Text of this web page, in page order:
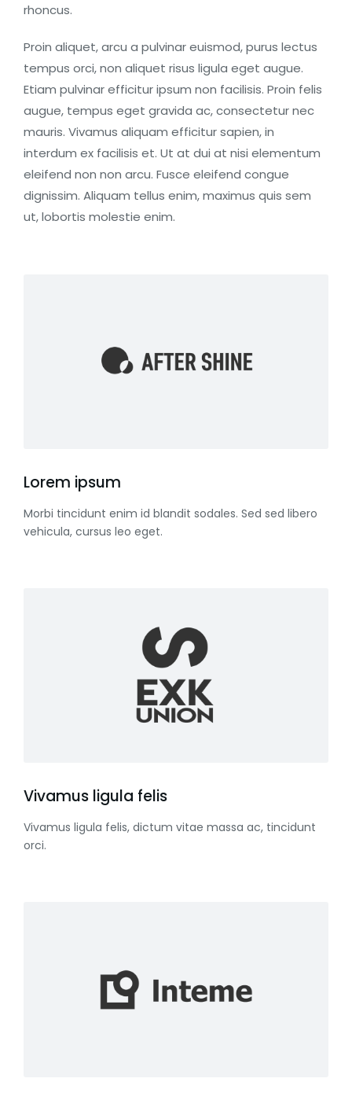
rhoncus.
Proin aliquet, arcu a pulvinar euismod, purus lectus
tempus orci, non aliquet risus ligula eget augue.
Etiam pulvinar efficitur ipsum non facilisis. Proin felis
augue, tempus eget gravida ac, consectetur nec
mauris. Vivamus aliquam efficitur sapien, in
interdum ex facilisis et. Ut at dui at nisi elementum
eleifend non non arcu. Fusce eleifend congue
dignissim. Aliquam tellus enim, maximus quis sem
ut, lobortis molestie enim.
Lorem ipsum
Morbi tincidunt enim id blandit sodales. Sed sed libero
vehicula, cursus leo eget.
Vivamus ligula felis
Vivamus ligula felis, dictum vitae massa ac, tincidunt
orci.